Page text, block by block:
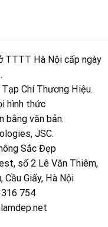
TTTT Hà Nội cấp ngày
Chí Thương Hiệu.
hình thức
bằng văn bản.
JSC.
Sắc Đẹp
số 2 Lê Văn Thiêm,
Cầu Giấy, Hà Nội
754